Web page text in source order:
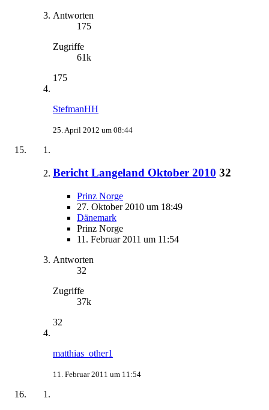
Antworten
175
Zugriffe
61k
175
StefmanHH
25. April 2012 um 08:44
Bericht Langeland Oktober 2010 32
Prinz Norge
27. Oktober 2010 um 18:49
Dänemark
Prinz Norge
11. Februar 2011 um 11:54
Antworten
32
Zugriffe
37k
32
matthias_other1
11. Februar 2011 um 11:54